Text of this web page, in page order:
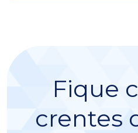
Fique
crentes